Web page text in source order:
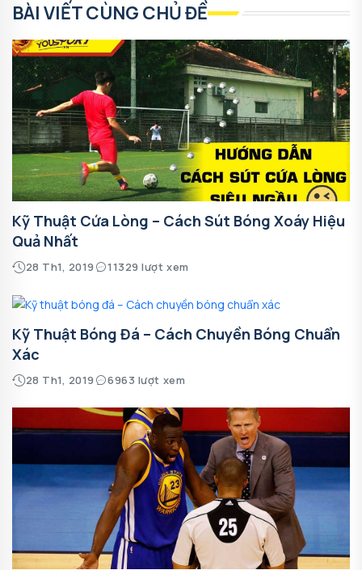
BÀI VIẾT CÙNG CHỦ ĐỀ
Kỹ Thuật Cứa Lòng – Cách Sút Bóng Xoáy Hiệu
Quả Nhất
28 Th1, 2019 11329 lượt xem
Kỹ Thuật Bóng Đá – Cách Chuyền Bóng Chuẩn
Xác
28 Th1, 2019 6963 lượt xem